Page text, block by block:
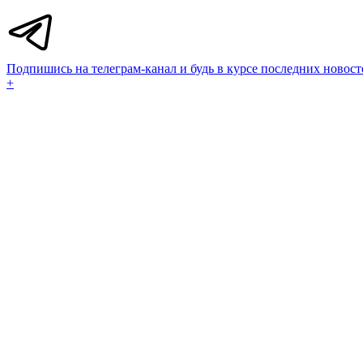
Подпишись на телеграм-канал и будь в курсе последних
+